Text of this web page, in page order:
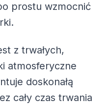
prostu wzmocnić
z trwałych,
atmosferyczne
doskonałą
cały czas trwania